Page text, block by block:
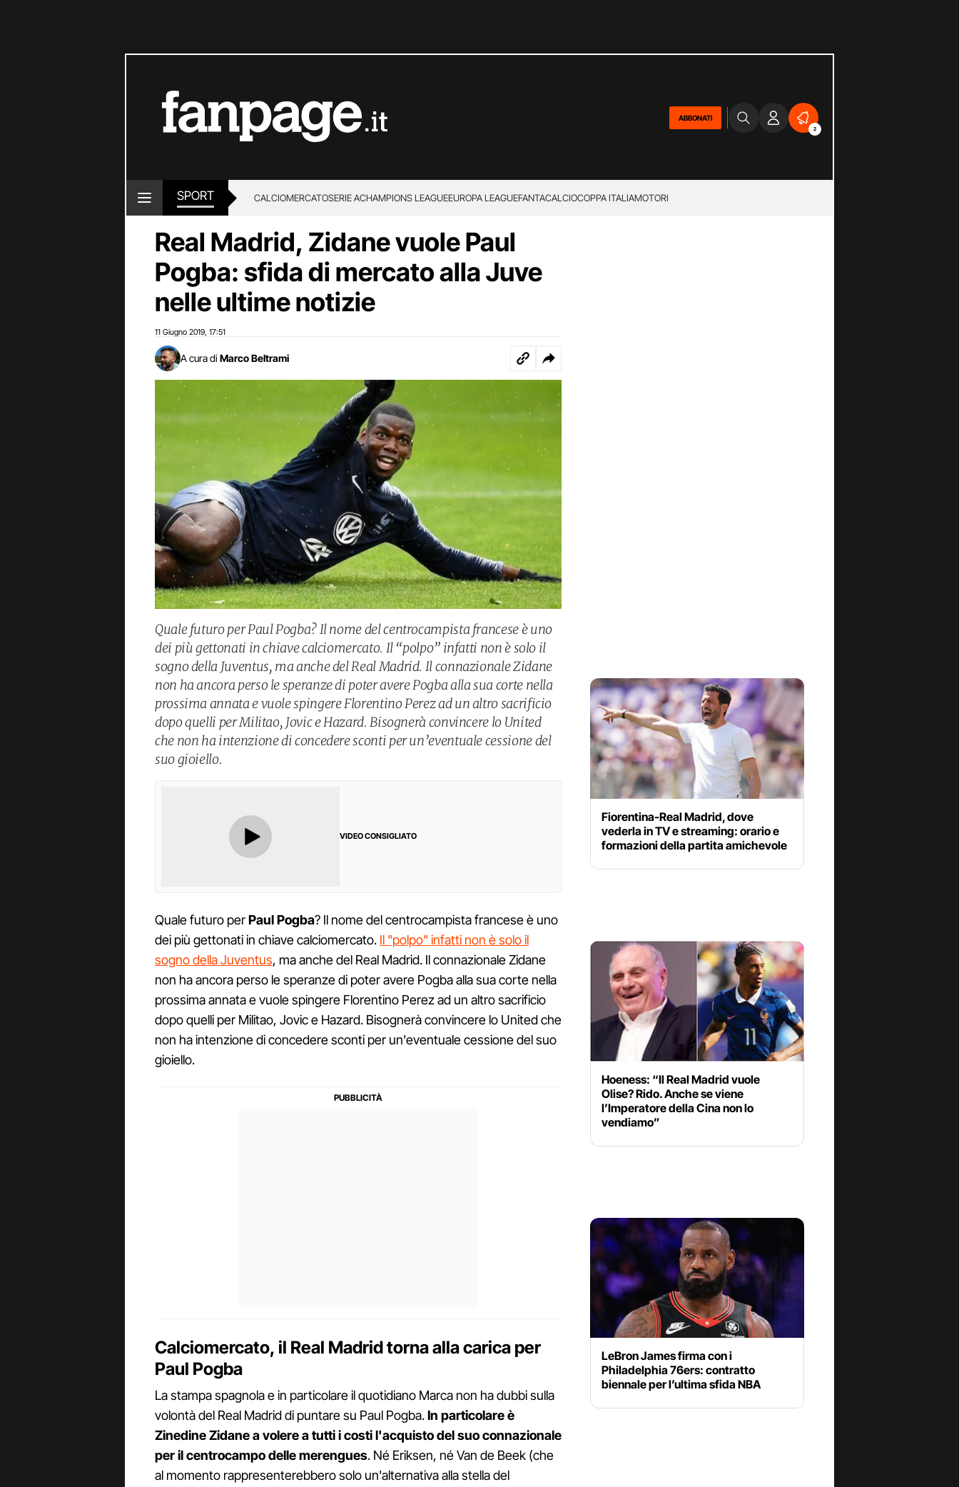
ABBONATI
2
SPORT CALCIOMERCATOSERIE ACHAMPIONS LEAGUEEUROPA LEAGUEFANTACALCIOCOPPA ITALIAMOTORI
Real Madrid, Zidane vuole Paul
Pogba: sfida di mercato alla Juve
nelle ultime notizie
11 Giugno 2019 17:51
A cura di Marco Beltrami
Quale futuro per Paul Pogba? Il nome del centrocampista francese è uno
dei più gettonati in chiave calciomercato. Il “polpo” infatti non è solo il
sogno della Juventus, ma anche del Real Madrid. Il connazionale Zidane
non ha ancora perso le speranze di poter avere Pogba alla sua corte nella
prossima annata e vuole spingere Florentino Perez ad un altro sacrificio
dopo quelli per Militao, Jovic e Hazard. Bisognerà convincere lo United
che non ha intenzione di concedere sconti per un’eventuale cessione del
suo gioiello.
VIDEO CONSIGLIATO
Quale futuro perPaul Pogba? Il nome del centrocampista francese è uno
dei più gettonati in chiave calciomercato. Il "polpo" infatti non è solo il
sogno della Juventus, ma anche del Real Madrid. Il connazionale Zidane
non ha ancora perso le speranze di poter avere Pogba alla sua corte nella
prossima annata e vuole spingere Florentino Perez ad un altro sacrificio
dopo quelli per Militao, Jovic e Hazard. Bisognerà convincere lo United che
non ha intenzione di concedere sconti per un'eventuale cessione del suo
gioiello.
Calciomercato, il Real Madrid torna alla carica per
Paul Pogba
La stampa spagnola e in particolare il quotidiano Marca non ha dubbi sulla
volontà del Real Madrid di puntare su Paul Pogba.In particolare è
Zinedine Zidane a volere a tutti i costi l'acquisto del suo connazionale
per il centrocampo delle merengues. Né Eriksen, né Van de Beek (che
al momento rappresenterebbero solo un'alternativa alla stella del
Fiorentina-Real Madrid, dove
vederla in TV e streaming: orario e
formazioni della partita amichevole
Hoeness: “Il Real Madrid vuole
Olise? Rido. Anche se viene
l’Imperatore della Cina non lo
vendiamo”
LeBron James firma con i
Philadelphia 76ers: contratto
biennale per l’ultima sfida NBA